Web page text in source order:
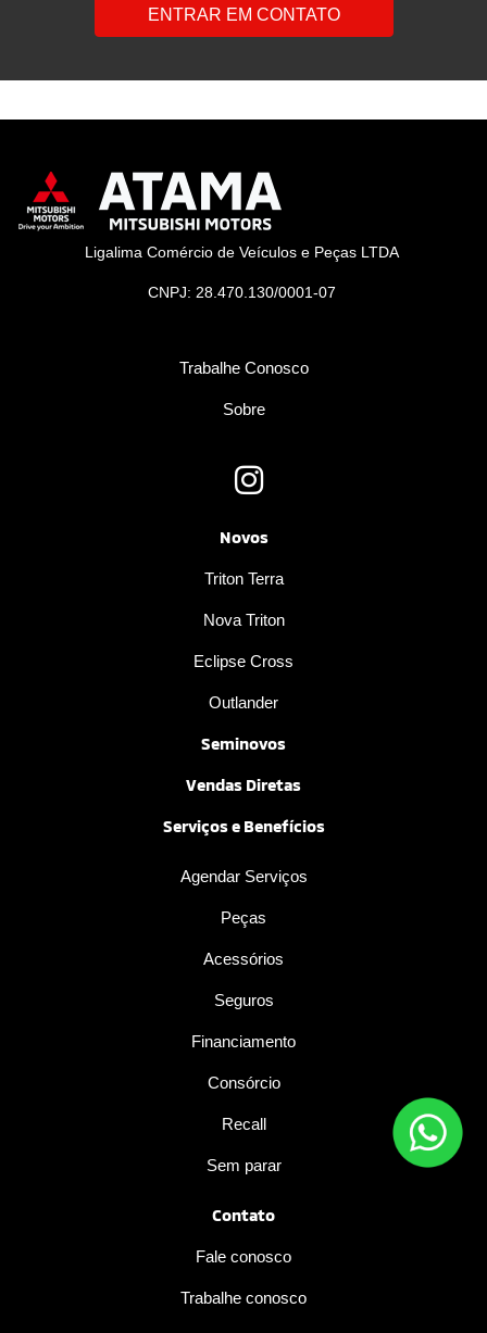
ENTRAR EM CONTATO
Ligalima Comércio de Veículos e Peças LTDA
CNPJ: 28.470.130/0001-07
Trabalhe Conosco
Sobre
Novos
Triton Terra
Nova Triton
Eclipse Cross
Outlander
Seminovos
Vendas Diretas
Serviços e Benefícios
Agendar Serviços
Peças
Acessórios
Seguros
Financiamento
Consórcio
Recall
Sem parar
Contato
Fale conosco
Trabalhe conosco